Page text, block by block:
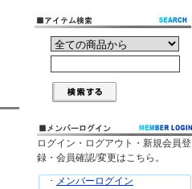
ログイン・ログアウト・新規会員登
録・会員確認/変更はこちら。
･ メンバーログイン